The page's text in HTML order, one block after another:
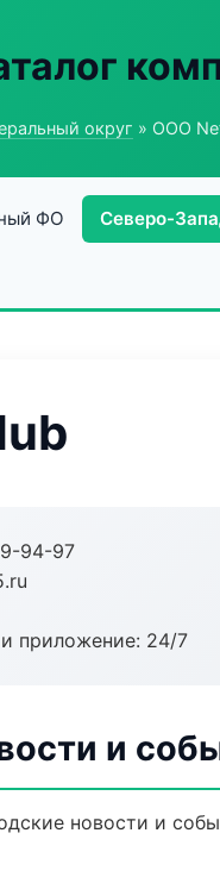
округ » ООО
ФО Северо-
94-97
приложение: 24/7
и
новости и